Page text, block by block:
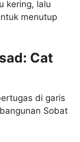
kering, lalu
menutup
Cat
di garis
Sobat